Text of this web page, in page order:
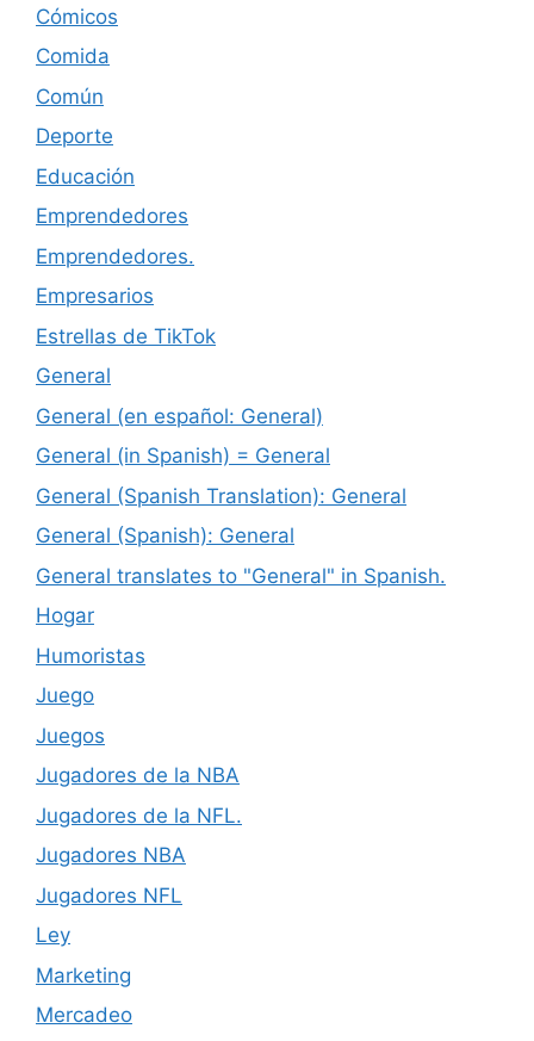
Cómicos
Comida
Común
Deporte
Educación
Emprendedores
Emprendedores.
Empresarios
Estrellas de TikTok
General
General (en español: General)
General (in Spanish) = General
General (Spanish Translation): General
General (Spanish): General
General translates to "General" in Spanish.
Hogar
Humoristas
Juego
Juegos
Jugadores de la NBA
Jugadores de la NFL.
Jugadores NBA
Jugadores NFL
Ley
Marketing
Mercadeo